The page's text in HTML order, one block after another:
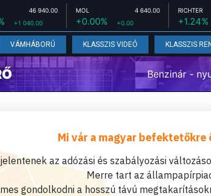
46 940.00
+1 040.00
MOL 4 640.00
+0.00% +0.00
RICHTER
+1.24%
VÁMHÁBORÚ KLASSZIS VIDEÓ KLASSZIS
Benzinár -
Mi vár a magyar befektetőkre
az adózási és szabályozási
Merre tart az
gondolkodni a hosszú távú